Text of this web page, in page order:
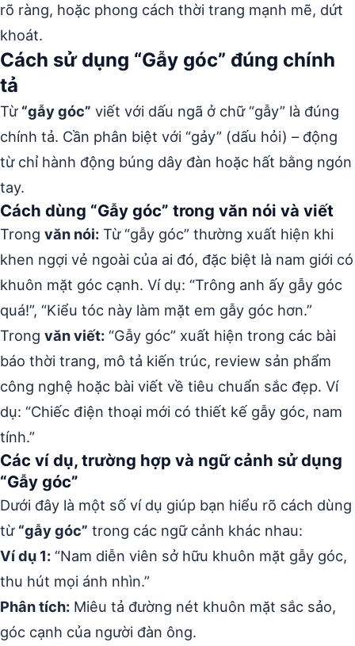
rõ ràng, hoặc phong cách thời trang mạnh mẽ, dứt
khoát.
Cách sử dụng “Gẫy góc” đúng chính
tả
Từ “gẫy góc” viết với dấu ngã ở chữ “gẫy” là đúng
chính tả. Cần phân biệt với “gảy” (dấu hỏi) – động
từ chỉ hành động búng dây đàn hoặc hất bằng ngón
tay.
Cách dùng “Gẫy góc” trong văn nói và viết
Trong văn nói: Từ “gẫy góc” thường xuất hiện khi
khen ngợi vẻ ngoài của ai đó, đặc biệt là nam giới có
khuôn mặt góc cạnh. Ví dụ: “Trông anh ấy gẫy góc
quá!”, “Kiểu tóc này làm mặt em gẫy góc hơn.”
Trong văn viết: “Gẫy góc” xuất hiện trong các bài
báo thời trang, mô tả kiến trúc, review sản phẩm
công nghệ hoặc bài viết về tiêu chuẩn sắc đẹp. Ví
dụ: “Chiếc điện thoại mới có thiết kế gẫy góc, nam
tính.”
Các ví dụ, trường hợp và ngữ cảnh sử dụng
“Gẫy góc”
Dưới đây là một số ví dụ giúp bạn hiểu rõ cách dùng
từ “gẫy góc” trong các ngữ cảnh khác nhau:
Ví dụ 1: “Nam diễn viên sở hữu khuôn mặt gẫy góc,
thu hút mọi ánh nhìn.”
Phân tích: Miêu tả đường nét khuôn mặt sắc sảo,
góc cạnh của người đàn ông.